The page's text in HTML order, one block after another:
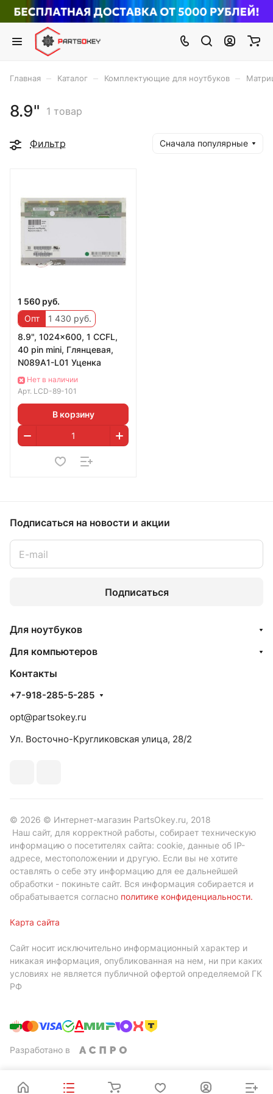
Главная Каталог Комплектующие для ноутбуков
8.9" 1 товар
Фильтр Сначала популярные
1 560 руб.
Опт
1 430 руб.
8.9", 1024x600, 1 CCFL,
40 pin mini, Глянцевая,
N089A1-L01 Уценка
Нет в наличии
Арт. LCD-89-101
В корзину
Подписаться на новости и акции
Подписаться
Для ноутбуков
Для компьютеров
Контакты
+7-918-285-5-285
opt@partsokey.ru
Ул. Восточно-Кругликовская улица, 28/2
© 2026 © Интернет-магазин PartsOkey.ru, 2018
Наш сайт, для корректной работы, собирает техническую
информацию о посетителях сайта: cookie, данные об IP-
адресе, местоположении и другую. Если вы не хотите
оставлять о себе эту информацию для ее дальнейшей
обработки - покиньте сайт. Вся информация собирается и
обрабатывается согласно политике конфиденциальности.
Карта сайта
Сайт носит исключительно информационный характер и
никакая информация, опубликованная на нем, ни при каких
условиях не является публичной офертой определяемой ГК
РФ
Разработано в